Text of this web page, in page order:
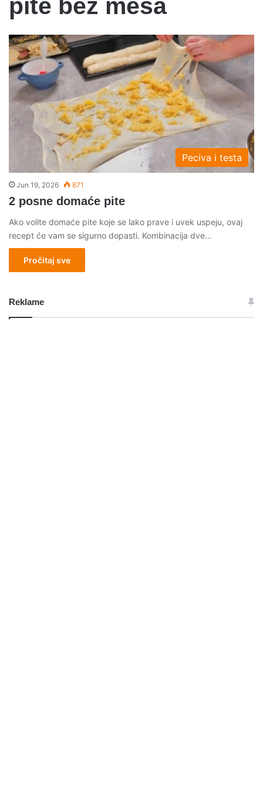
pite bez mesa
Peciva i testa
Jun 19, 2026 871
2 posne domaće pite
Ako volite domaće pite koje se lako prave i uvek uspeju, ovaj
recept će vam se sigurno dopasti. Kombinacija dve…
Pročitaj sve
Reklame